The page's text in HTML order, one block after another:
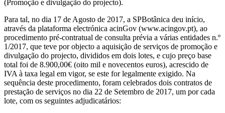
(Promoção e divulgação do projecto).
Para tal, no dia 17 de Agosto de 2017, a SPBotânica deu início,
através da plataforma electrónica acinGov (www.acingov.pt), ao
procedimento pré-contratual de consulta prévia a várias entidades n.º
1/2017, que teve por objecto a aquisição de serviços de promoção e
divulgação do projecto, divididos em dois lotes, e cujo preço base
total foi de 8.900,00€ (oito mil e novecentos euros), acrescido de
IVA à taxa legal em vigor, se este for legalmente exigido. Na
sequência deste procedimento, foram celebrados dois contratos de
prestação de serviços no dia 22 de Setembro de 2017, um por cada
lote, com os seguintes adjudicatários: